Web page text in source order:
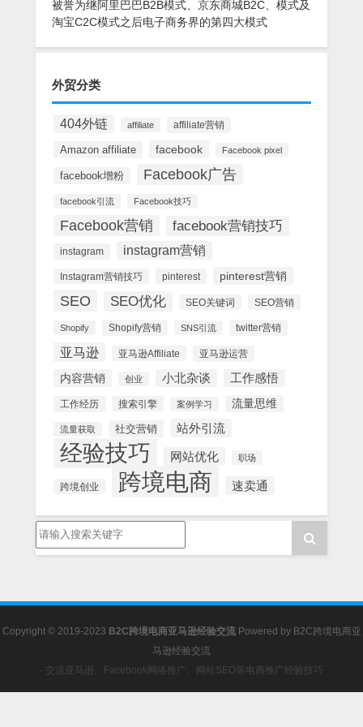
被誉为继阿里巴巴B2B模式、京东商城B2C、模式及
淘宝C2C模式之后电子商务界的第四大模式
外贸分类
404外链 affiliate affiliate营销
Amazon affiliate facebook Facebook pixel
facebook增粉 Facebook广告
facebook引流 Facebook技巧
Facebook营销 facebook营销技巧
instagram instagram营销
Instagram营销技巧 pinterest pinterest营销
SEO SEO优化 SEO关键词 SEO营销
Shopify Shopify营销 SNS引流 twitter营销
亚马逊 亚马逊Affiliate 亚马逊运营
内容营销 创业 小北杂谈 工作感悟
工作经历 搜索引擎 案例学习 流量思维
流量获取 社交营销 站外引流
经验技巧 网站优化 职场
跨境创业 跨境电商 速卖通
Copyright © 2019-2023 B2C跨境电商亚马逊经验交流 Powered by B2C跨境电商亚
马逊经验交流
- 交流亚马逊、Facebook网络推广、网站SEO等电商推广经验技巧